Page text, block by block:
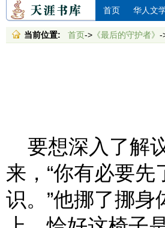
首页 华人文
当前位置: 首页-> 《最后的守护者》 -
要想深入了解
来，“你有必要
识。”他挪了挪